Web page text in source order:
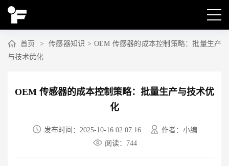
首页 > 传感器知识 > OEM 传感器的成本控制策略：批量生产
与技术优化
OEM 传感器的成本控制策略：批量生产与技术优
化
发布时间：2025-10-16 02:07:16
作者：小编
阅读： 744